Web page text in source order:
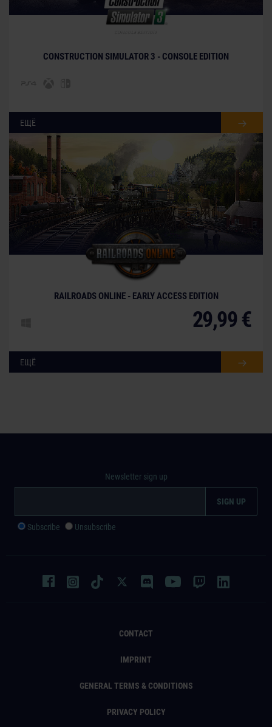
© [Translate to Russian:]
CONSTRUCTION SIMULATOR 3 - CONSOLE EDITION
ЕЩЁ
© [Translate to Russian:]
RAILROADS ONLINE - EARLY ACCESS EDITION
29,99 €
ЕЩЁ
CONTACT
IMPRINT
GENERAL TERMS & CONDITIONS
PRIVACY POLICY
Newsletter sign up
Subscribe Unsubscribe